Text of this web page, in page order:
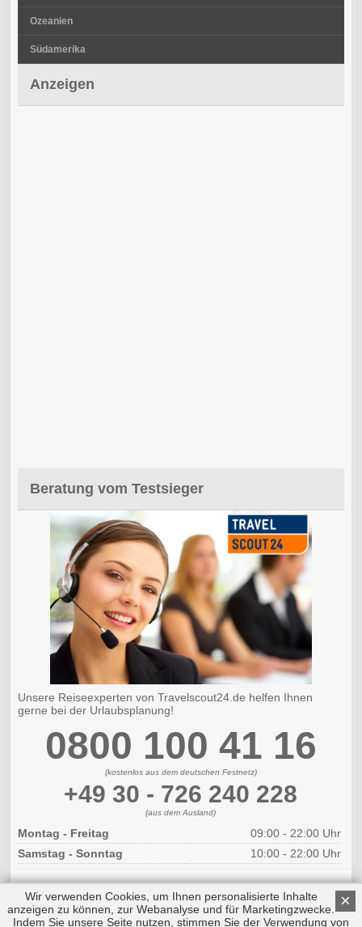
Ozeanien
Südamerika
Anzeigen
Beratung vom Testsieger
Unsere Reiseexperten von Travelscout24.de helfen Ihnen
gerne bei der Urlaubsplanung!
0800 100 41 16
(kostenlos aus dem deutschen Festnetz)
+49 30 - 726 240 228
(aus dem Ausland)
Montag - Freitag
09:00 - 22:00 Uhr
Samstag - Sonntag
10:00 - 22:00 Uhr
×
Wir verwenden Cookies, um Ihnen personalisierte Inhalte
anzeigen zu können, zur Webanalyse und für Marketingzwecke.
Indem Sie unsere Seite nutzen, stimmen Sie der Verwendung von